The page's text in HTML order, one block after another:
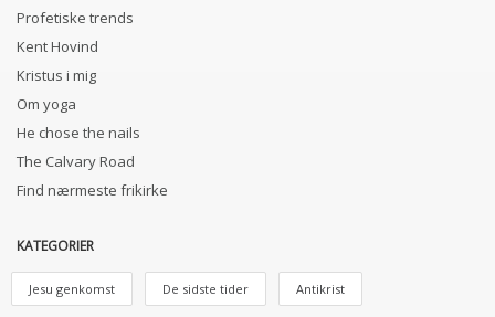
Profetiske trends
Kent Hovind
Kristus i mig
Om yoga
He chose the nails
The Calvary Road
Find nærmeste frikirke
KATEGORIER
Jesu genkomst De sidste tider Antikrist